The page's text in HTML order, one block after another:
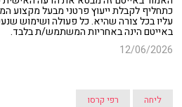
כתחליף לקבלת ייעוץ פרטני מבעל מקצוע
עליו בכל צורה שהיא. כל פעולה ושימוש
באייטם הינה באחריות המשתמש/ת בלבד.
12/06/2026
ליחה רפי קרסו